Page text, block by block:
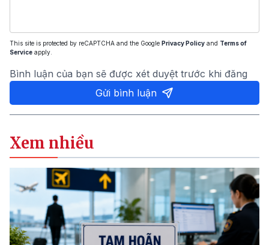
This site is protected by reCAPTCHA and the Google Privacy Policy and Terms of
Service apply.
Bình luận của bạn sẽ được xét duyệt trước khi đăng
Gửi bình luận
Xem nhiều